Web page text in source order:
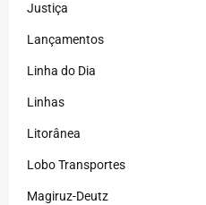
Justiça
Lançamentos
Linha do Dia
Linhas
Litorânea
Lobo Transportes
Magiruz-Deutz